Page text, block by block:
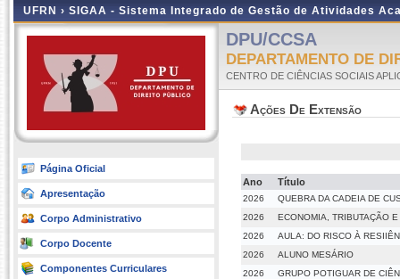
UFRN › SIGAA - Sistema Integrado de Gestão de Atividades
Página Oficial
Apresentação
Corpo Administrativo
Corpo Docente
Componentes Curriculares
DPU/CCSA
DEPARTAMENTO DE
CENTRO DE CIÊNCIAS SOCIAIS
Ações De Extensão
Ano Título
2026
QUEBRA DA CADEIA DE
2026
ECONOMIA, TRIBUTAÇÃO
2026
AULA: DO RISCO À
2026
ALUNO MESÁRIO
2026
GRUPO POTIGUAR DE